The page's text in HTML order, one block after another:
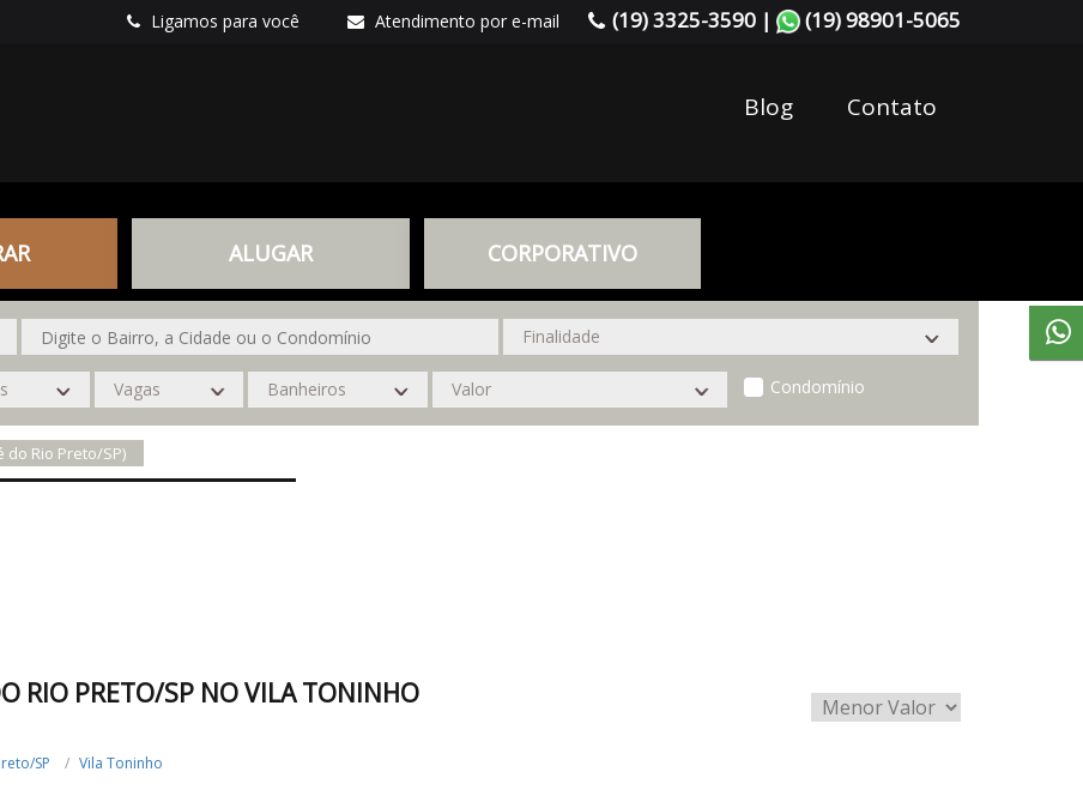
Ligamos para você Atendimento por e-mail (19) 3325-3590 | (19) 98901-5065
Blog Contato
ALUGAR CORPORATIVO
Condomínio
do Rio Preto/SP)
RIO PRETO/SP NO VILA TONINHO
SP Vila Toninho